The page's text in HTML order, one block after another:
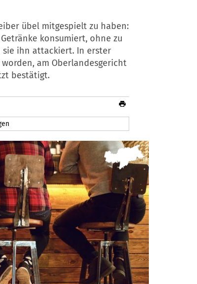
übel mitgespielt zu haben:
konsumiert, ohne zu
sie ihn attackiert. In erster
am Oberlandesgericht
bestätigt.